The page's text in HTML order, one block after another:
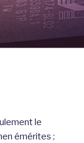
le
émérites ;